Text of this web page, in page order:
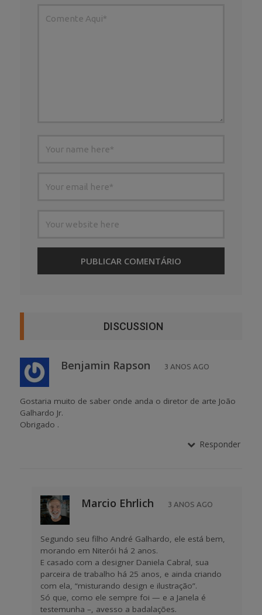
DISCUSSION
Benjamin Rapson 3 ANOS AGO
Gostaria muito de saber onde anda o diretor de arte João
Galhardo Jr.
Obrigado .
Responder
Marcio Ehrlich 3 ANOS AGO
Segundo seu filho André Galhardo, ele está bem,
morando em Niterói há 2 anos.
E casado com a designer Daniela Cabral, sua
parceira de trabalho há 25 anos, e ainda criando
com ela, “misturando design e ilustração”.
Só que, como ele sempre foi — e a Janela é
testemunha –, avesso a badalações.